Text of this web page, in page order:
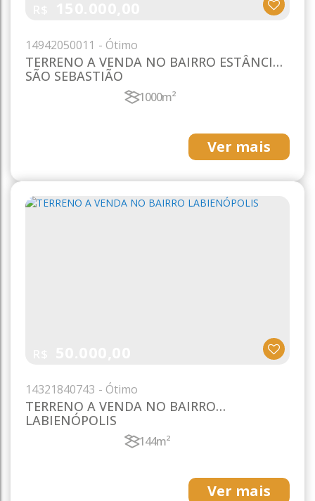
TERRENO A VENDA NO BAIRRO ESTÂNCIA
SÃO SEBASTIÃO
14942050011
1000m²
Ver mais
TERRENO A VENDA NO BAIRRO
LABIENÓPOLIS
14321840743
144m²
Ver mais